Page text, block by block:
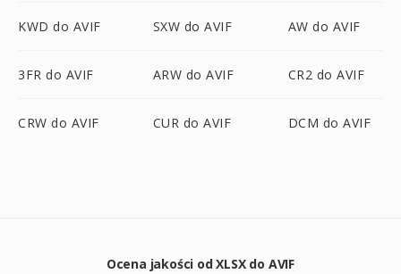
KWD do AVIF SXW do AVIF AW do AVIF
3FR do AVIF ARW do AVIF CR2 do AVIF
CRW do AVIF CUR do AVIF DCM do AVIF
Ocena jakości od XLSX do AVIF